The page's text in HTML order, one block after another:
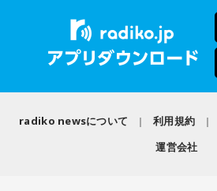
きない。同じ顔を見せないんですよ、
さを語りました。そして海へ向け、「
りがとう』という手紙は書きたくなり
い愛情をのぞかせました。
最後に、ゴリさんが「今、想いを伝
挙げたのは、ボクシング元世界王者の
た。今年で世界王座獲得から50年と
とに触れ、「手紙を書きたい」と温か
らせてしまいました」と当時を振り返
◆故郷・沖縄で味わう絶景とグルメ
れることを選ぶと流れが変わります。
今夜にでも「本当はこう生きたい」を
【2位】双子座（ふたご座）
日は考え込むより、面白そうな方へ軽
正解です。誰かとの会話から人生のヒ
radiko newsについて 利用規約
運営会社